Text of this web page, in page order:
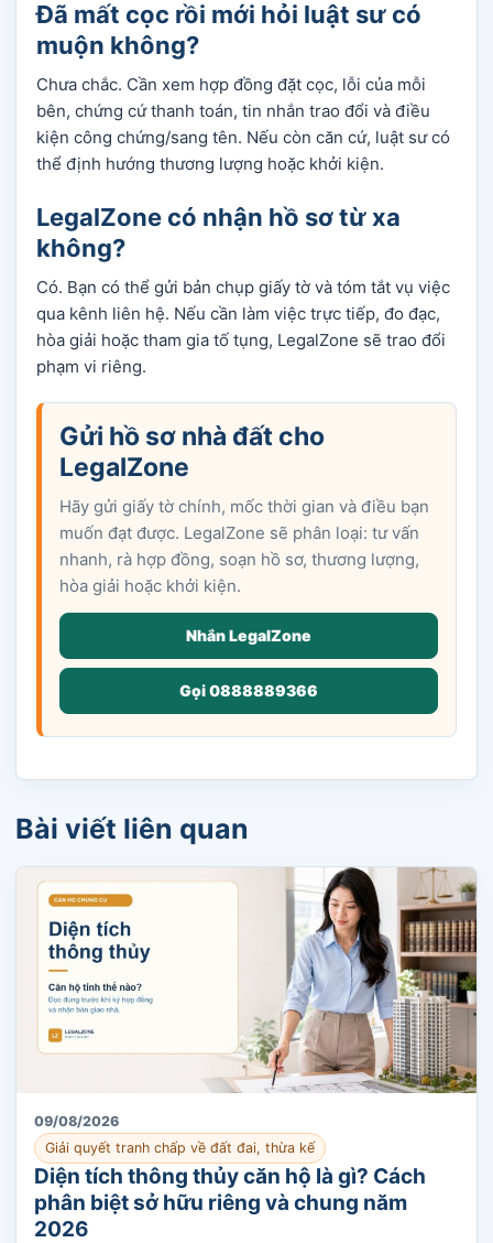
Đã mất cọc rồi mới hỏi luật sư có
muộn không?
Chưa chắc. Cần xem hợp đồng đặt cọc, lỗi của mỗi
bên, chứng cứ thanh toán, tin nhắn trao đổi và điều
kiện công chứng/sang tên. Nếu còn căn cứ, luật sư có
thể định hướng thương lượng hoặc khởi kiện.
LegalZone có nhận hồ sơ từ xa
không?
Có. Bạn có thể gửi bản chụp giấy tờ và tóm tắt vụ việc
qua kênh liên hệ. Nếu cần làm việc trực tiếp, đo đạc,
hòa giải hoặc tham gia tố tụng, LegalZone sẽ trao đổi
phạm vi riêng.
Gửi hồ sơ nhà đất cho
LegalZone
Hãy gửi giấy tờ chính, mốc thời gian và điều bạn
muốn đạt được. LegalZone sẽ phân loại: tư vấn
nhanh, rà hợp đồng, soạn hồ sơ, thương lượng,
hòa giải hoặc khởi kiện.
Nhắn LegalZone
Gọi 0888889366
Bài viết liên quan
09/08/2026
Giải quyết tranh chấp về đất đai, thừa kế
Diện tích thông thủy căn hộ là gì? Cách
phân biệt sở hữu riêng và chung năm
2026